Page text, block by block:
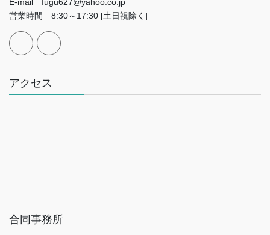
E-mail fugu627@yahoo.co.jp
営業時間 8:30～17:30 [土日祝除く]
アクセス
合同事務所